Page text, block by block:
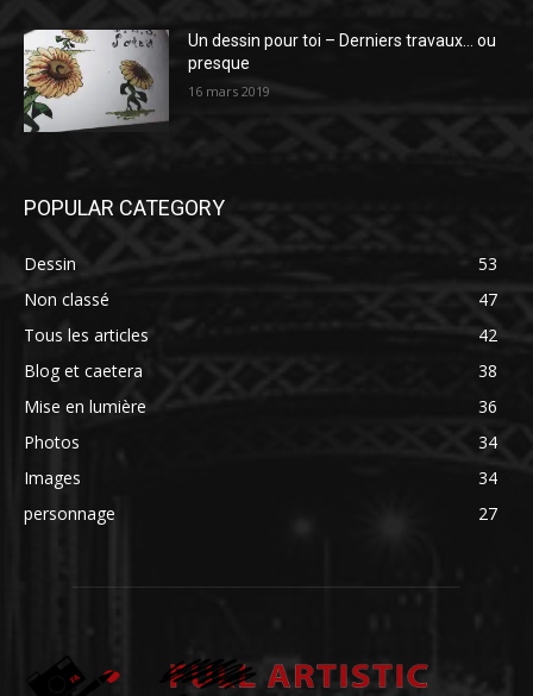
Un dessin pour toi – Derniers travaux… ou
presque
16 mars 2019
POPULAR CATEGORY
Dessin
53
Non classé
47
Tous les articles
42
Blog et caetera
38
Mise en lumière
36
Photos
34
Images
34
personnage
27